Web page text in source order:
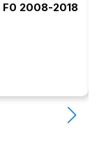
F0 2008-2018